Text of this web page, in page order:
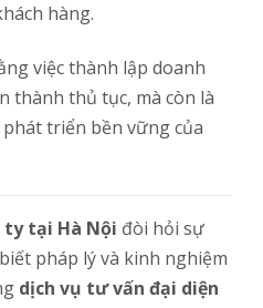
hàng.
việc thành lập doanh
thành thủ tục, mà còn là
triển bền vững của
tại Hà Nội đòi hỏi sự
pháp lý và kinh nghiệm
dịch vụ tư vấn đại diện